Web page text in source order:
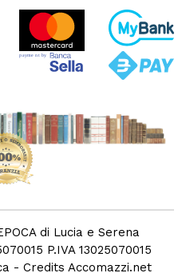
di Lucia e Serena
P.IVA 13025070015
- Credits Accomazzi.net